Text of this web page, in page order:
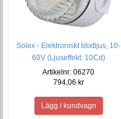
Solex - Elektroniskt blixtljus, 10-
60V (Ljuseffekt: 10Cd)
Artikelnr: 06270
794,06 kr